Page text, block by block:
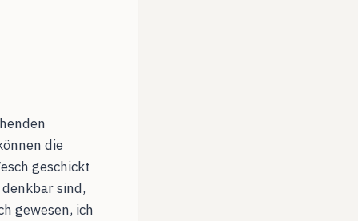
die
geschickt
sind,
gewesen, ich